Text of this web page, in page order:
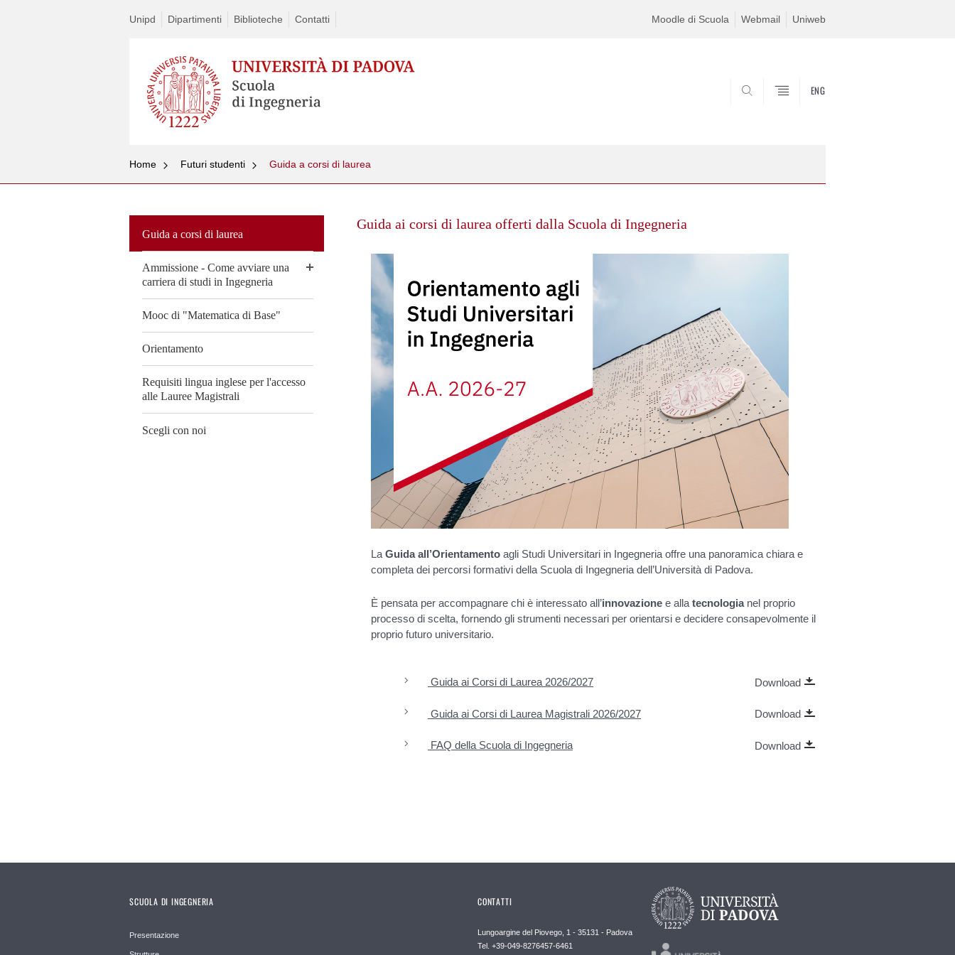
Unipd Dipartimenti Biblioteche Contatti Moodle di Scuola Webmail Uniweb
ENG
Home Futuri studenti Guida a corsi di laurea
Guida a corsi di laurea
Ammissione - Come avviare una
carriera di studi in Ingegneria
Mooc di "Matematica di Base"
Orientamento
Requisiti lingua inglese per l'accesso
alle Lauree Magistrali
Scegli con noi
to
Guida ai corsi di laurea offerti dalla Scuola di Ingegneria
La Guida all’Orientamento agli Studi Universitari in Ingegneria offre una panoramica chiara e
completa dei percorsi formativi della Scuola di Ingegneria dell’Università di Padova.
È pensata per accompagnare chi è interessato all’innovazione e alla tecnologianel proprio
processo di scelta, fornendo gli strumenti necessari per orientarsi e decidere consapevolmente il
proprio futuro universitario.
Guida ai Corsi di Laurea 2026/2027 Download
Guida ai Corsi di Laurea Magistrali 2026/2027 Download
FAQ della Scuola di Ingegneria Download
SCUOLA DI INGEGNERIA
Presentazione
CONTATTI
Lungoargine del Piovego, 1 - 35131 - Padova
Tel. +39-049-8276457-6461